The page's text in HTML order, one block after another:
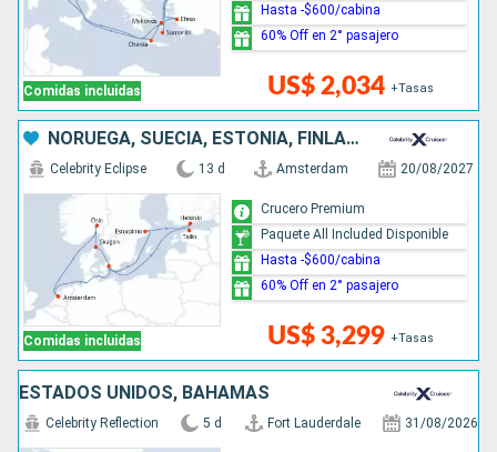
Comidas incluidas US$ 2,034 +Tasas
Hasta -$600/cabina
60% Off en 2° pasajero
NORUEGA, SUECIA, ESTONIA, FINLANDIA, DINAMARCA, PAISES BAJOS
Comidas incluidas
Celebrity Eclipse 13 d Amsterdam 20/08/2027
US$ 3,299 +Tasas
Crucero Premium
Paquete All Included Disponible
Hasta -$600/cabina
60% Off en 2° pasajero
ESTADOS UNIDOS, BAHAMAS
Celebrity Reflection 5 d Fort Lauderdale 31/08/2026